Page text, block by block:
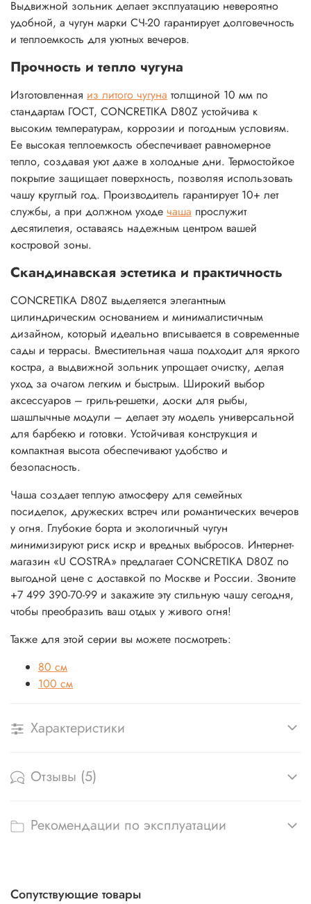
Выдвижной зольник делает эксплуатацию невероятно
удобной, а чугун марки СЧ-20 гарантирует долговечность
и теплоемкость для уютных вечеров.
Прочность и тепло чугуна
Изготовленная из литого чугуна толщиной 10 мм по
стандартам ГОСТ, CONCRETIKA D80Z устойчива к
высоким температурам, коррозии и погодным условиям.
Ее высокая теплоемкость обеспечивает равномерное
тепло, создавая уют даже в холодные дни. Термостойкое
покрытие защищает поверхность, позволяя использовать
чашу круглый год. Производитель гарантирует 10+ лет
службы, а при должном уходе чаша прослужит
десятилетия, оставаясь надежным центром вашей
костровой зоны.
Скандинавская эстетика и практичность
CONCRETIKA D80Z выделяется элегантным
цилиндрическим основанием и минималистичным
дизайном, который идеально вписывается в современные
сады и террасы. Вместительная чаша подходит для яркого
костра, а выдвижной зольник упрощает очистку, делая
уход за очагом легким и быстрым. Широкий выбор
аксессуаров – гриль-решетки, доски для рыбы,
шашлычные модули – делает эту модель универсальной
для барбекю и готовки. Устойчивая конструкция и
компактная высота обеспечивают удобство и
безопасность.
Чаша создает теплую атмосферу для семейных
посиделок, дружеских встреч или романтических вечеров
у огня. Глубокие борта и экологичный чугун
минимизируют риск искр и вредных выбросов. Интернет-
магазин «U COSTRA» предлагает CONCRETIKA D80Z по
выгодной цене с доставкой по Москве и России. Звоните
+7 499 390-70-99 и закажите эту стильную чашу сегодня,
чтобы преобразить ваш отдых у живого огня!
Также для этой серии вы можете посмотреть:
80 см
100 см
Характеристики
Отзывы (5)
Рекомендации по эксплуатации
Сопутствующие товары